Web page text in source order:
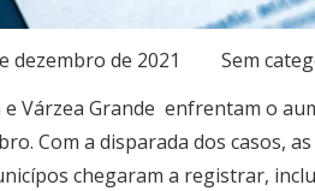
dezembro de 2021
Sem
e Várzea Grande enfrentam o
Com a disparada dos casos,
chegaram a registrar,